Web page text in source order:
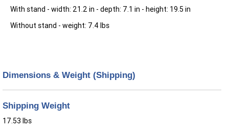
With stand - width: 21.2 in - depth: 7.1 in - height: 19.5 in
Without stand - weight: 7.4 lbs
Dimensions & Weight (Shipping)
Shipping Weight
17.53 lbs